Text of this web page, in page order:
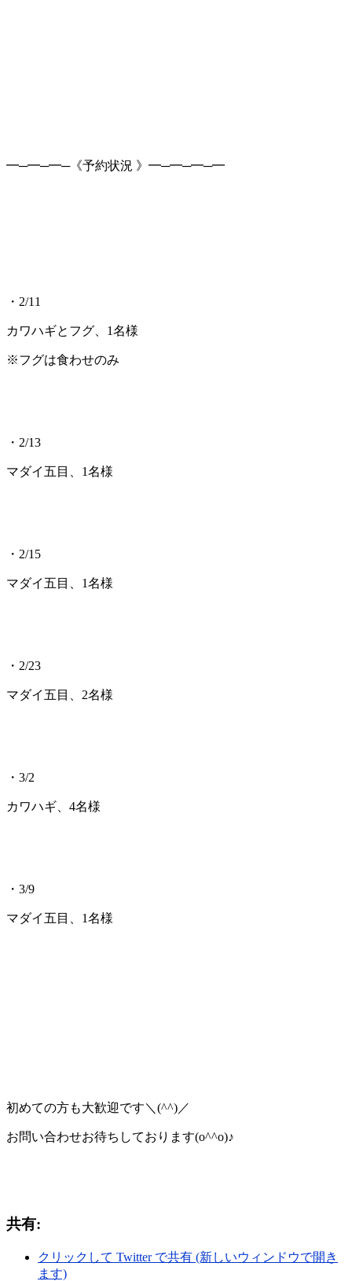
━─━─━─《予約状況 》━─━─━─━
・2/11
カワハギとフグ、1名様
※フグは食わせのみ
・2/13
マダイ五目、1名様
・2/15
マダイ五目、1名様
・2/23
マダイ五目、2名様
・3/2
カワハギ、4名様
・3/9
マダイ五目、1名様
初めての方も大歓迎です＼(^^)／
お問い合わせお待ちしております(o^^o)♪
共有:
クリックして Twitter で共有 (新しいウィンドウで開き
ます)